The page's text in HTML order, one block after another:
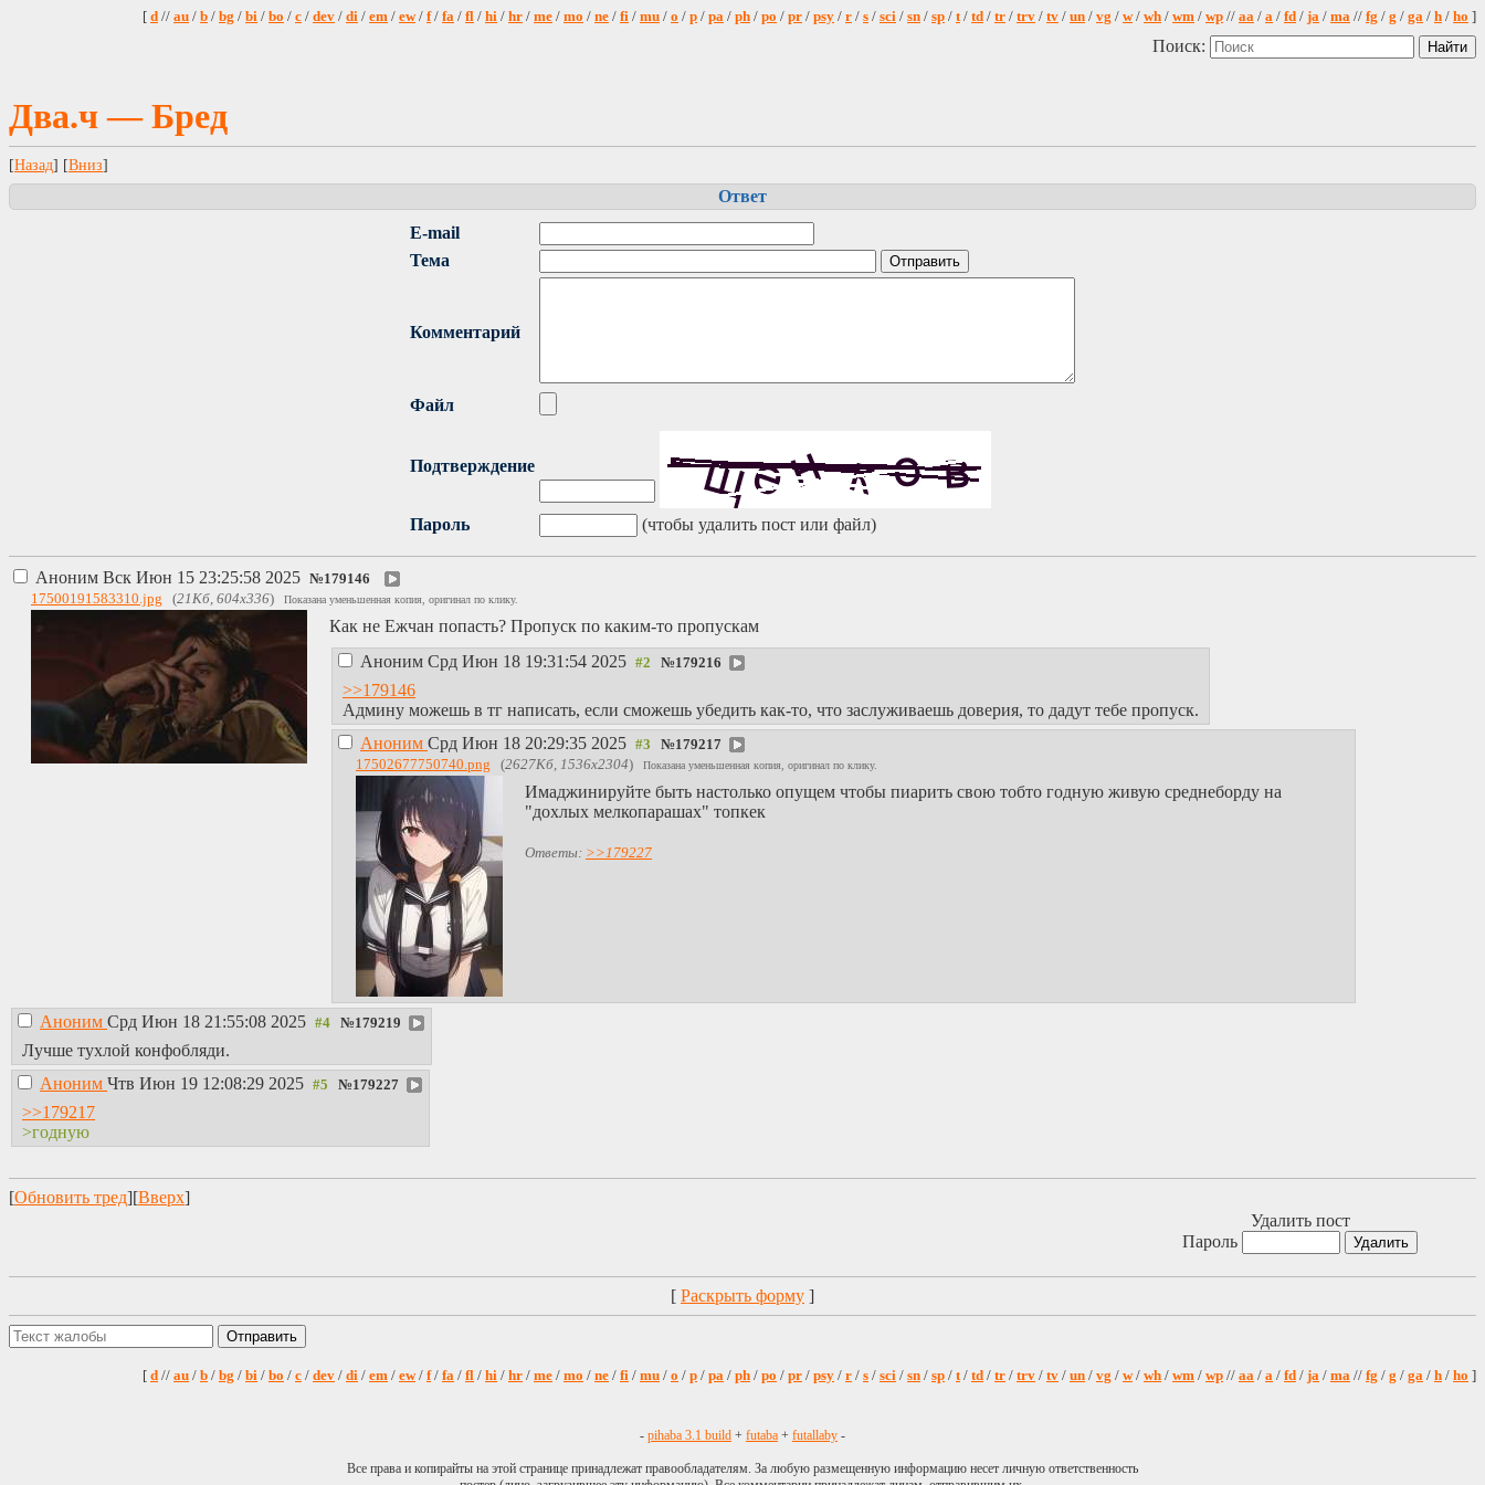
[ d // au / b / bg / bi / bo / c / dev / di / em / ew/ f/ fa / fl / hi / hr / me / mo / ne / fi / mu / o / p / pa / ph / po / pr / psy / r / s / sci / sn / sp / t/ td / tr / trv / tv / un / vg / w/ wh / wm / wp // aa / a / fd / ja / ma // fg / g / ga / h / ho ]
Поиск:
Два.ч — Бред
[Назад] [Вниз]
Ответ
E-mail
Тема
Комментарий
Файл
Подтверждение
Пароль (чтобы удалить пост или файл)
Аноним Вск Июн 15 23:25:58 2025 №179146
17500191583310.jpg (21Кб, 604x336) Показана уменьшенная копия, оригинал по клику.
Как не Ежчан попасть? Пропуск по каким-то пропускам
Аноним Срд Июн 18 19:31:54 2025 №179216
>>179146
Админу можешь в тг написать, если сможешь убедить как-то, что заслуживаешь доверия, то дадут тебе пропуск.
Аноним Срд Июн 18 20:29:35 2025 №179217
17502677750740.png (2627Кб, 1536x2304) Показана уменьшенная копия, оригинал по клику.
Имаджинируйте быть настолько опущем чтобы пиарить свою тобто годную живую среднеборду на
"дохлых мелкопарашах" топкек
Ответы: >>179227
Аноним Срд Июн 18 21:55:08 2025 №179219
Лучше тухлой конфобляди.
Аноним Чтв Июн 19 12:08:29 2025 №179227
>>179217
>годную
[Обновить тред][Вверх]
Удалить пост
Пароль
[ Раскрыть форму ]
[ d // au / b / bg / bi / bo / c / dev / di / em / ew/ f/ fa / fl / hi / hr / me / mo / ne / fi / mu / o / p / pa / ph / po / pr / psy / r / s / sci / sn / sp / t/ td / tr / trv / tv / un / vg / w/ wh / wm / wp // aa / a / fd / ja / ma // fg / g / ga / h / ho ]
- pihaba 3.1 build + futaba + futallaby -
Все права и копирайты на этой странице принадлежат правообладателям. За любую размещенную информацию несет личную ответственность